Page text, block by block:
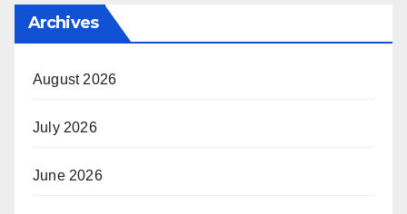
Archives
August 2026
July 2026
June 2026